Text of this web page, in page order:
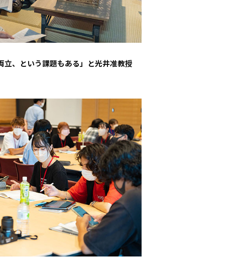
立、という課題もある」と光井准教授